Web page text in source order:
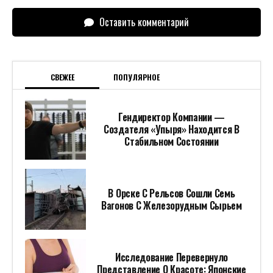
Оставить комментарий
СВЕЖЕЕ ПОПУЛЯРНОЕ
Гендиректор Компании —
Создателя «Упыря» Находится В
Стабильном Состоянии
В Орске С Рельсов Сошли Семь
Вагонов С Железорудным Сырьем
Исследование Перевернуло
Представление О Красоте: Японские